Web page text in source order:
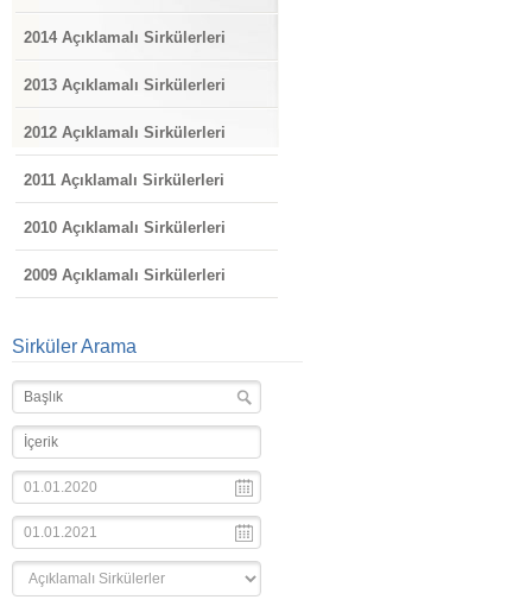
2014 Açıklamalı Sirkülerleri
2013 Açıklamalı Sirkülerleri
2012 Açıklamalı Sirkülerleri
2011 Açıklamalı Sirkülerleri
2010 Açıklamalı Sirkülerleri
2009 Açıklamalı Sirkülerleri
Sirküler Arama